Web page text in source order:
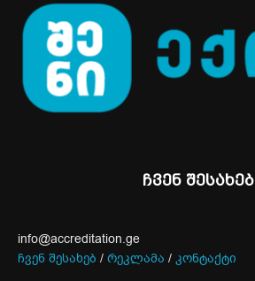
ჩვენ შესახებ
info@accreditation.ge
ჩვენ შესახებ / რეკლამა / კონტაქტი